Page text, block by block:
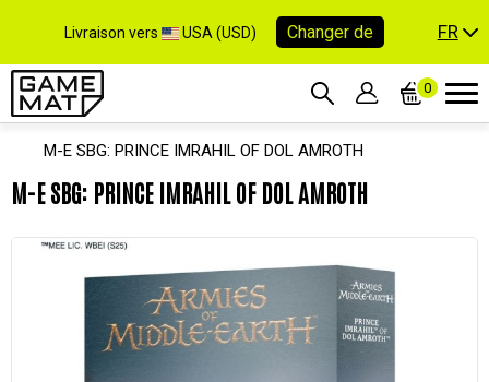
Livraison vers USA (USD) Changer de FR
0
M-E SBG: PRINCE IMRAHIL OF DOL AMROTH
M-E SBG: PRINCE IMRAHIL OF DOL AMROTH